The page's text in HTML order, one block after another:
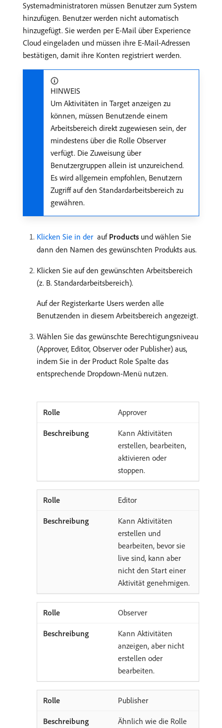
Systemadministratoren müssen Benutzer zum System
hinzufügen. Benutzer werden nicht automatisch
hinzugefügt. Sie werden per E-Mail über Experience
Cloud eingeladen und müssen ihre E-Mail-Adressen
bestätigen, damit ihre Konten registriert werden.
HINWEIS
Um Aktivitäten in Target anzeigen zu
können, müssen Benutzende einem
Arbeitsbereich direkt zugewiesen sein, der
mindestens über die Rolle Observer
verfügt. Die Zuweisung über
Benutzergruppen allein ist unzureichend.
Es wird allgemein empfohlen, Benutzern
Zugriff auf den Standardarbeitsbereich zu
gewähren.
Klicken Sie in der ​ auf Products und wählen Sie
dann den Namen des gewünschten Produkts aus.
Klicken Sie auf den gewünschten Arbeitsbereich
(z. B. Standardarbeitsbereich).
Auf der Registerkarte Users werden alle
Benutzenden in diesem Arbeitsbereich angezeigt.
Wählen Sie das gewünschte Berechtigungsniveau
(Approver, Editor, Observer oder Publisher) aus,
indem Sie in der Product Role Spalte das
entsprechende Dropdown-Menü nutzen.
Approver
Kann Aktivitäten
erstellen, bearbeiten,
aktivieren oder
stoppen.
Editor
Kann Aktivitäten
erstellen und
bearbeiten, bevor sie
live sind, kann aber
nicht den Start einer
Aktivität genehmigen.
Observer
Kann Aktivitäten
anzeigen, aber nicht
erstellen oder
bearbeiten.
Publisher
Ähnlich wie die Rolle